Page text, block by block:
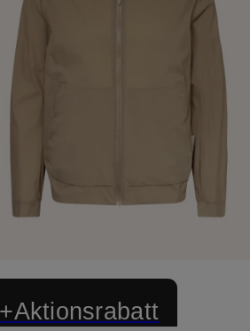
+Aktionsrabatt